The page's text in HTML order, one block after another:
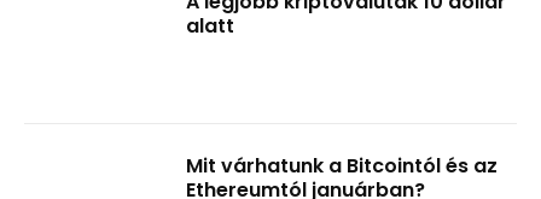
alatt
Mit várhatunk a Bitcointól és az
Ethereumtól januárban?